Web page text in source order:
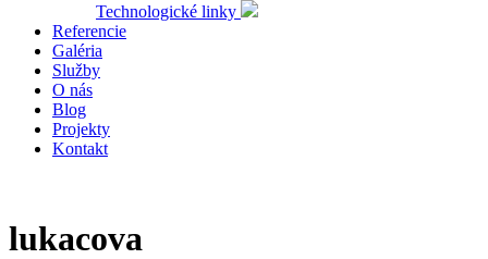
Technologické linky
Referencie
Galéria
Služby
O nás
Blog
Projekty
Kontakt
lukacova